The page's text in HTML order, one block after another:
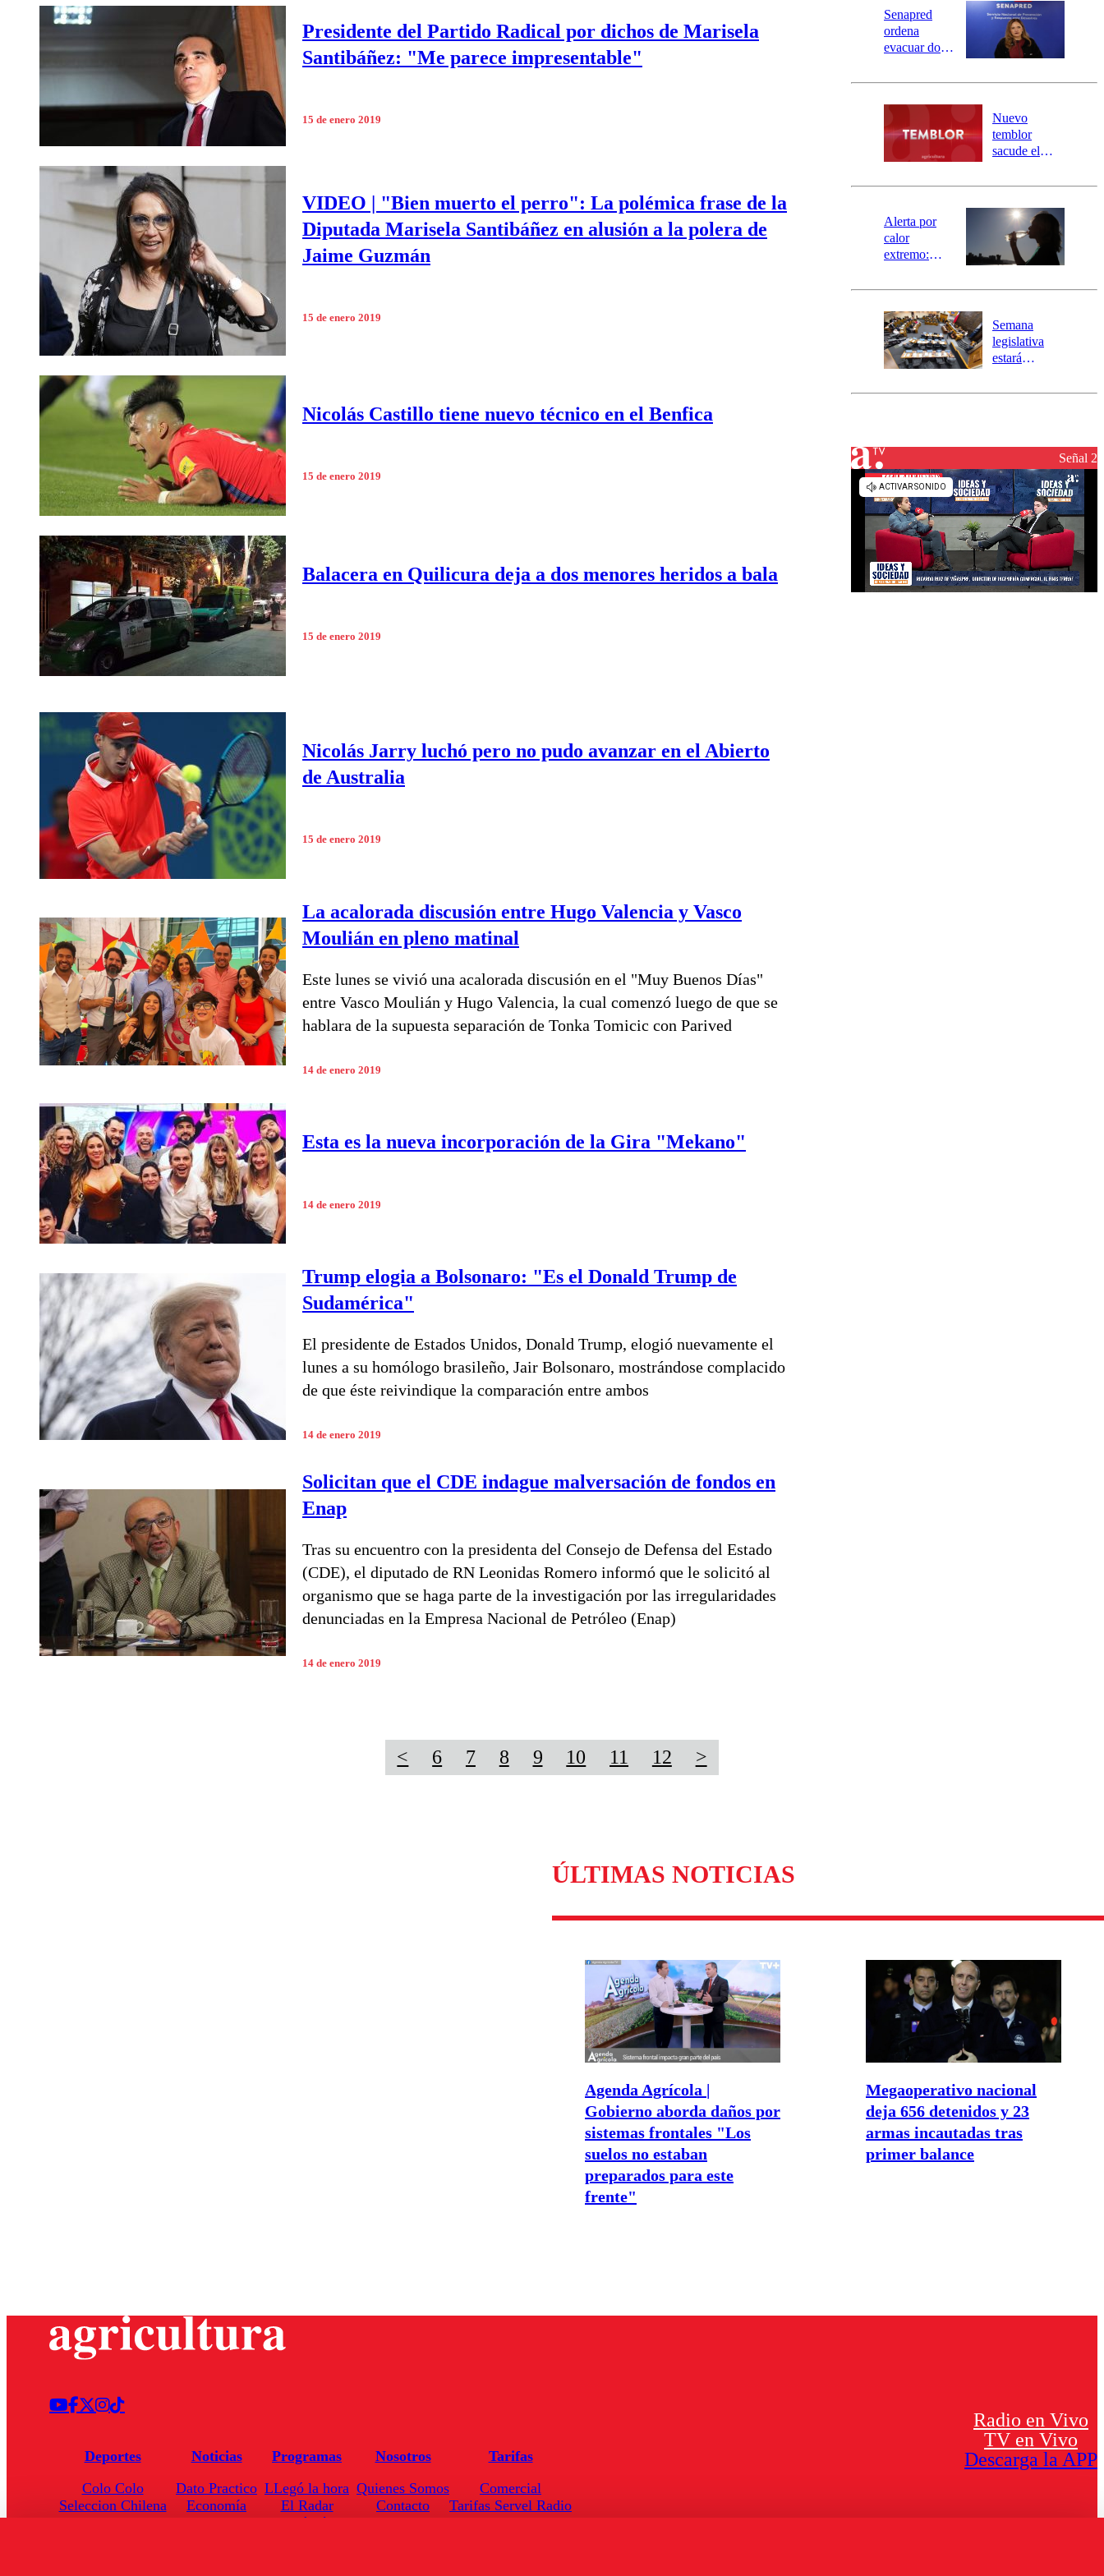
Universidad de Chile
Sustentabilidad
Presidente del Partido Radical por dichos de Marisela
Santibáñez: "Me parece impresentable"
15 de enero 2019
VIDEO | "Bien muerto el perro": La polémica frase de la
Diputada Marisela Santibáñez en alusión a la polera de
Jaime Guzmán
15 de enero 2019
Nicolás Castillo tiene nuevo técnico en el Benfica
15 de enero 2019
Balacera en Quilicura deja a dos menores heridos a bala
15 de enero 2019
Nicolás Jarry luchó pero no pudo avanzar en el Abierto
de Australia
15 de enero 2019
La acalorada discusión entre Hugo Valencia y Vasco
Moulián en pleno matinal
Este lunes se vivió una acalorada discusión en el "Muy Buenos Días"
entre Vasco Moulián y Hugo Valencia, la cual comenzó luego de que se
hablara de la supuesta separación de Tonka Tomicic con Parived
14 de enero 2019
Esta es la nueva incorporación de la Gira "Mekano"
14 de enero 2019
Trump elogia a Bolsonaro: "Es el Donald Trump de
Sudamérica"
El presidente de Estados Unidos, Donald Trump, elogió nuevamente el
lunes a su homólogo brasileño, Jair Bolsonaro, mostrándose complacido
de que éste reivindique la comparación entre ambos
14 de enero 2019
Solicitan que el CDE indague malversación de fondos en
Enap
Tras su encuentro con la presidenta del Consejo de Defensa del Estado
(CDE), el diputado de RN Leonidas Romero informó que le solicitó al
organismo que se haga parte de la investigación por las irregularidades
denunciadas en la Empresa Nacional de Petróleo (Enap)
14 de enero 2019
Senapred
ordena
evacuar dos
Carahue por
río Damas:
activa
mensajería
SAE
Nuevo
temblor
sacude el
revisa la
epicentro
Alerta por
calor
extremo:
activa Alerta
Preventiva en
tres comunas
Semana
legislativa
estará
el fin de la
reconstrucciónSeñal 2
< 6 7 8 9 10 11 12 >
ÚLTIMAS NOTICIAS
Agenda Agrícola |
Gobierno aborda daños por
sistemas frontales "Los
suelos no estaban
preparados para este
frente"
Megaoperativo nacional
deja 656 detenidos y 23
armas incautadas tras
primer balance
Deportes
Colo Colo
Seleccion Chilena
Noticias
Dato Practico
Economía
Programas
LLegó la hora
El Radar
Enfoqué Público
Nosotros
Quienes Somos
Contacto
Tarifas
Comercial
Tarifas Servel Radio
Radio en Vivo
TV en Vivo
Descarga la APP